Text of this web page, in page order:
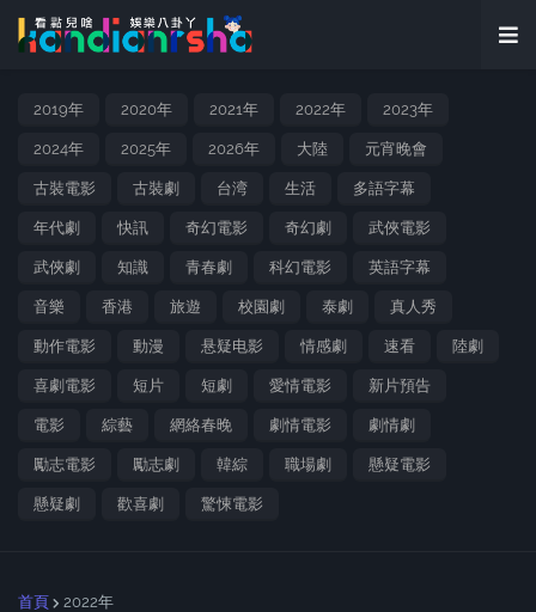
2019年 2020年 2021年 2022年 2023年
2024年 2025年 2026年 大陸 元宵晚會
古裝電影 古裝劇 台湾 生活 多語字幕
年代劇 快訊 奇幻電影 奇幻劇 武俠電影
武俠劇 知識 青春劇 科幻電影 英語字幕
音樂 香港 旅遊 校園劇 泰劇 真人秀
動作電影 動漫 悬疑电影 情感劇 速看 陸劇
喜劇電影 短片 短劇 愛情電影 新片預告
電影 綜藝 網絡春晚 劇情電影 劇情劇
勵志電影 勵志劇 韓綜 職場劇 懸疑電影
懸疑劇 歡喜劇 驚悚電影
首頁 2022年